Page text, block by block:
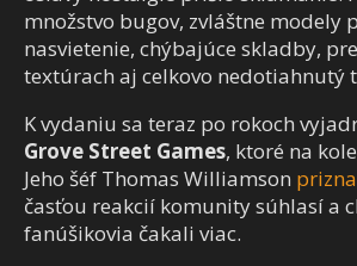
množstvo bugov, zvláštne modely
nasvietenie, chýbajúce skladby,
textúrach aj celkovo nedotiahnutý
K vydaniu sa teraz po rokoch
Grove Street Games, ktoré na
Jeho šéf Thomas Williamson
časťou reakcií komunity súhlasí a
fanúšikovia čakali viac.